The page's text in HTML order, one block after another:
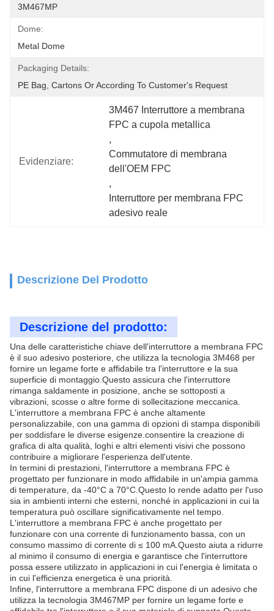
3M467MP
Dome:
Metal Dome
Packaging Details:
PE Bag, Cartons Or According To Customer's Request
Evidenziare:
3M467 Interruttore a membrana
FPC a cupola metallica
,
Commutatore di membrana
dell'OEM FPC
,
Interruttore per membrana FPC
adesivo reale
Descrizione Del Prodotto
Descrizione del prodotto:
Una delle caratteristiche chiave dell'interruttore a membrana FPC
è il suo adesivo posteriore, che utilizza la tecnologia 3M468 per
fornire un legame forte e affidabile tra l'interruttore e la sua
superficie di montaggio.Questo assicura che l'interruttore
rimanga saldamente in posizione, anche se sottoposti a
vibrazioni, scosse o altre forme di sollecitazione meccanica.
L'interruttore a membrana FPC è anche altamente
personalizzabile, con una gamma di opzioni di stampa disponibili
per soddisfare le diverse esigenze.consentire la creazione di
grafica di alta qualità, loghi e altri elementi visivi che possono
contribuire a migliorare l'esperienza dell'utente.
In termini di prestazioni, l'interruttore a membrana FPC è
progettato per funzionare in modo affidabile in un'ampia gamma
di temperature, da -40°C a 70°C.Questo lo rende adatto per l'uso
sia in ambienti interni che esterni, nonché in applicazioni in cui la
temperatura può oscillare significativamente nel tempo.
L'interruttore a membrana FPC è anche progettato per
funzionare con una corrente di funzionamento bassa, con un
consumo massimo di corrente di ≤ 100 mA.Questo aiuta a ridurre
al minimo il consumo di energia e garantisce che l'interruttore
possa essere utilizzato in applicazioni in cui l'energia è limitata o
in cui l'efficienza energetica è una priorità.
Infine, l'interruttore a membrana FPC dispone di un adesivo che
utilizza la tecnologia 3M467MP per fornire un legame forte e